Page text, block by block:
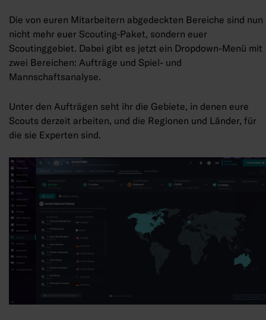
Die von euren Mitarbeitern abgedeckten Bereiche sind nun
nicht mehr euer Scouting-Paket, sondern euer
Scoutinggebiet. Dabei gibt es jetzt ein Dropdown-Menü mit
zwei Bereichen: Aufträge und Spiel- und
Mannschaftsanalyse.
Unter den Aufträgen seht ihr die Gebiete, in denen eure
Scouts derzeit arbeiten, und die Regionen und Länder, für
die sie Experten sind.